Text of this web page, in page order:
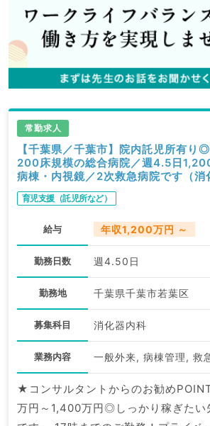
常勤求人
【千葉県／千葉市】院内託児所有り
200床規模の総合病院／週4.5日
病棟・内視鏡／2次救急病院です（消
育児支援（託児所など）
給与 年収1,200万円 ～
勤務日数 週4.50日
勤務地 千葉県千葉市若葉区
募集科目 消化器内科
業務内容
★コンサルタントからのお勧め
万円～1,400万円◎しっかり稼ぎたい